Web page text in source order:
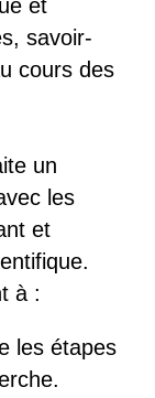
et
savoir-
cours des
un
les
et
à :
les étapes